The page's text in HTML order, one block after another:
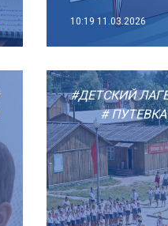
10:19 11.03.2026
#ДЕТСКИЙ
#